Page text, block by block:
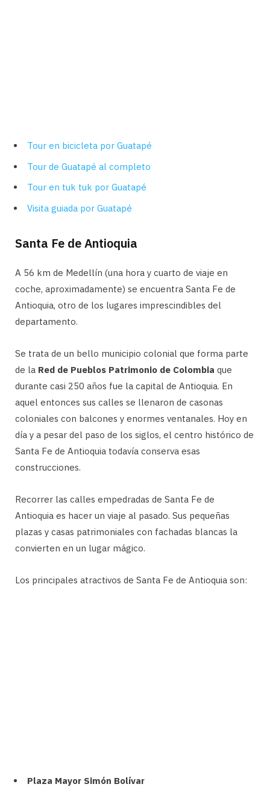
Tour en bicicleta por Guatapé
Tour de Guatapé al completo
Tour en tuk tuk por Guatapé
Visita guiada por Guatapé
Santa Fe de Antioquia
A 56 km de Medellín (una hora y cuarto de viaje en
coche, aproximadamente) se encuentra Santa Fe de
Antioquia, otro de los lugares imprescindibles del
departamento.
Se trata de un bello municipio colonial que forma parte
de la Red de Pueblos Patrimonio de Colombia que
durante casi 250 años fue la capital de Antioquia. En
aquel entonces sus calles se llenaron de casonas
coloniales con balcones y enormes ventanales. Hoy en
día y a pesar del paso de los siglos, el centro histórico de
Santa Fe de Antioquia todavía conserva esas
construcciones.
Recorrer las calles empedradas de Santa Fe de
Antioquia es hacer un viaje al pasado. Sus pequeñas
plazas y casas patrimoniales con fachadas blancas la
convierten en un lugar mágico.
Los principales atractivos de Santa Fe de Antioquia son:
Plaza Mayor Simón Bolívar